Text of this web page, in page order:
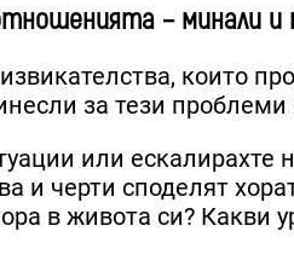
– минали
които
за тези проблеми
или ескалирахте
и черти споделят
в живота си? Какви